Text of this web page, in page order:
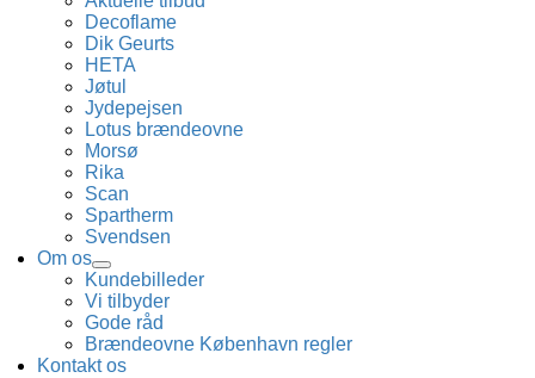
Decoflame
Dik Geurts
HETA
Jøtul
Jydepejsen
Lotus brændeovne
Morsø
Rika
Scan
Spartherm
Svendsen
Om os
Kundebilleder
Vi tilbyder
Gode råd
Brændeovne København regler
Kontakt os